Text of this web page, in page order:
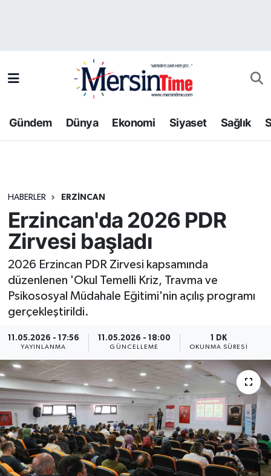
Gündem Dünya Ekonomi Siyaset Sağlık
HABERLER ERZINCAN
Erzincan'da 2026 PDR
Zirvesi başladı
2026 Erzincan PDR Zirvesi kapsamında
düzenlenen 'Okul Temelli Kriz, Travma ve
Psikososyal Müdahale Eğitimi'nin açılış programı
gerçekleştirildi.
11.05.2026 - 17:56
YAYINLANMA
11.05.2026 - 18:00
GÜNCELLEME
1 DK
OKUNMA SÜRESI
Bilim-Teknoloji
Dünya
Ekonomi
Gündem
Kültür-Sanat
Resmi İlan
Spor
Yaşam
Trafik Durumu
Tüm Manşetler
Haber Arşivi